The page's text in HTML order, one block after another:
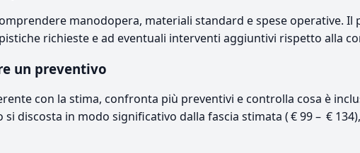
manodopera, materiali standard e spese operative. Il
richieste e ad eventuali interventi aggiuntivi rispetto alla
un preventivo
con la stima, confronta più preventivi e controlla cosa è
si discosta in modo significativo dalla fascia stimata ( € 99 – €